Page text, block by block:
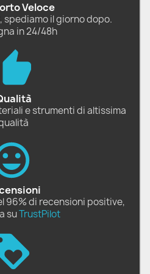
Veloce
spediamo il giorno dopo.
in 24/48h
e strumenti di altissima
96% di recensioni positive,
suTrustPilot